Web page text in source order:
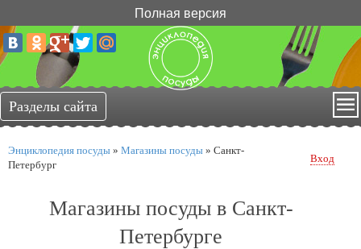
Полная версия
Энциклопедия посуды » Магазины посуды » Санкт-
Петербург
Вход
Магазины посуды в Санкт-
Петербурге